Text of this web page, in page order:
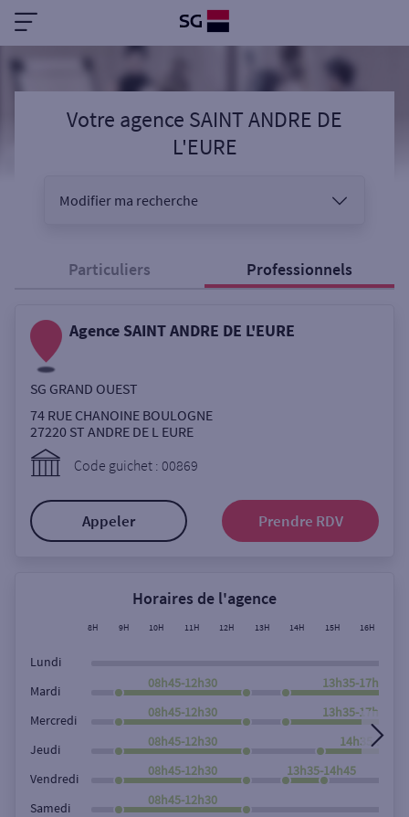
Votre agence SAINT ANDRE DE
L'EURE
Modifier ma recherche
Sélectionnez votre recherche
Ouverte le samedi
ou
Rue
Rechercher
Particuliers Professionnels
Agence SAINT ANDRE DE L'EURE
SG GRAND OUEST
74 RUE CHANOINE BOULOGNE
27220 ST ANDRE DE L EURE
Code guichet : 00869
Appeler Prendre RDV
Horaires de l'agence
8H 9H 10H 11H 12H 13H 14H 15H 16H
Lundi
Mardi
08h45-12h30 13h35-17h45
Mercredi
08h45-12h30 13h35-17h45
Jeudi
08h45-12h30 14h35-17h45
Vendredi
08h45-12h30 13h35-14h45
Samedi
08h45-12h30